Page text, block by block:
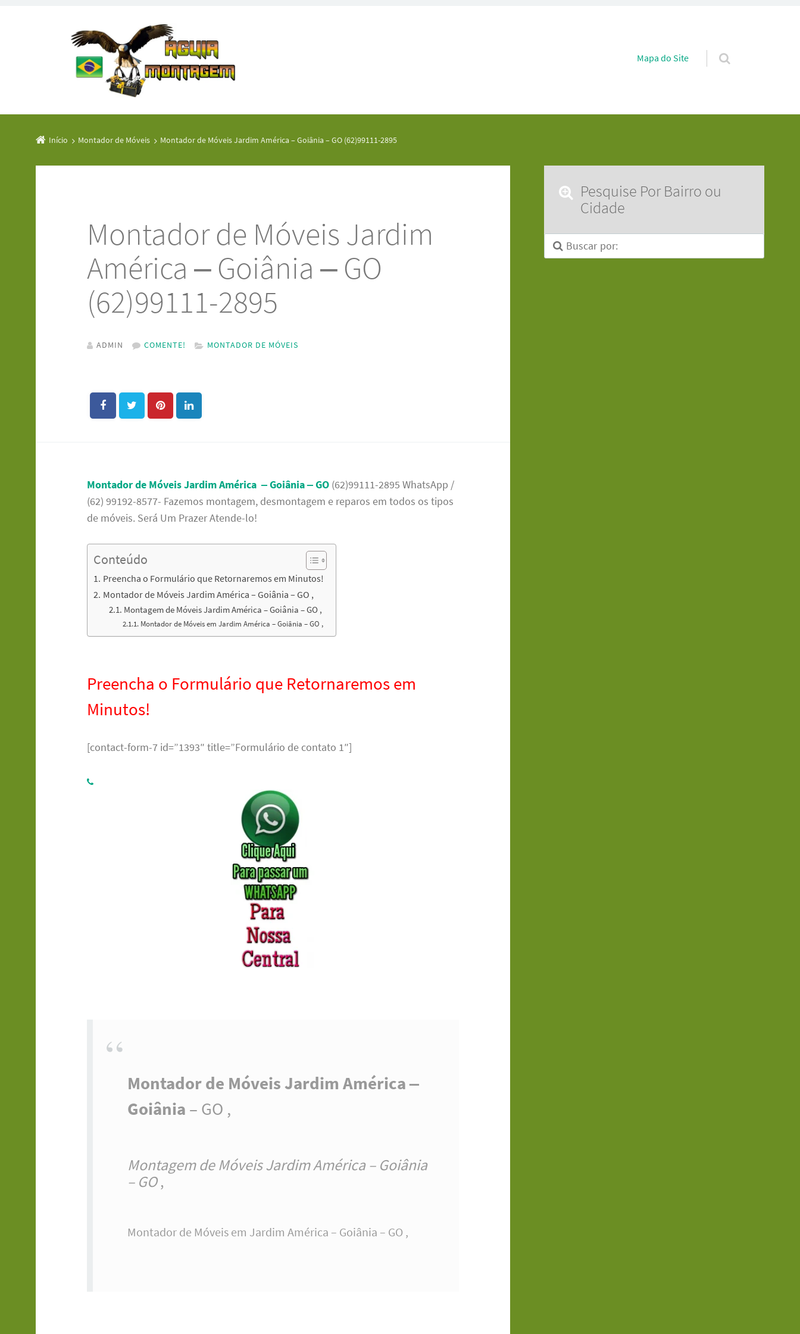
Pular para o conteúdo
Mapa do Site
Início Montador de Móveis Montador de Móveis Jardim América – Goiânia – GO (62)99111-2895
Montador de Móveis Jardim
América – Goiânia – GO
(62)99111-2895
ADMIN COMENTE! MONTADOR DE MÓVEIS
Montador de Móveis Jardim América – Goiânia – GO (62)99111-2895 WhatsApp /
(62) 99192-8577- Fazemos montagem, desmontagem e reparos em todos os tipos
de móveis. Será Um Prazer Atende-lo!
Conteúdo
Preencha o Formulário que Retornaremos em Minutos!
Montador de Móveis Jardim América – Goiânia – GO ,
Montagem de Móveis Jardim América – Goiânia – GO ,
Montador de Móveis em Jardim América – Goiânia – GO ,
Preencha o Formulário que Retornaremos em
Minutos!
[contact-form-7 id=”1393″ title=”Formulário de contato 1″]
Montador de Móveis Jardim América –
Goiânia – GO ,
Montagem de Móveis Jardim América – Goiânia
– GO,
Montador de Móveis em Jardim América – Goiânia – GO ,
Pesquise Por Bairro ou
Cidade